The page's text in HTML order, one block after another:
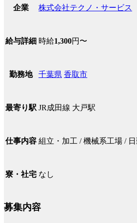
企業 株式会社テクノ・サービス
給与詳細 時給1,300円〜
勤務地 千葉県 香取市
最寄り駅 JR成田線 大戸駅
仕事内容 組立・加工 / 機械系工場 /
寮・社宅 なし
募集内容